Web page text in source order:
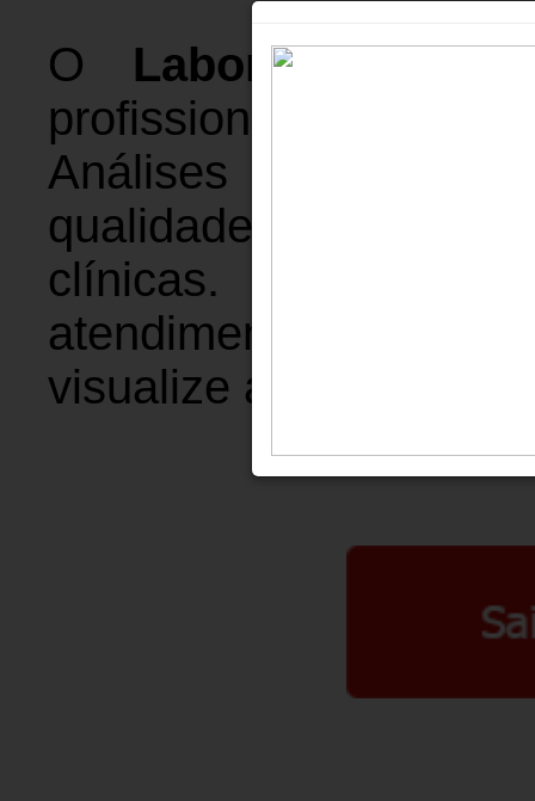
O Laboratório
profissionais com
Análises Clínicas,
qualidade e
clínicas.
atendimento
visualize abaixo a